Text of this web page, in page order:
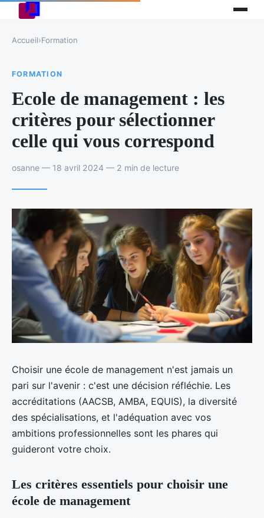
Accueil›Formation
FORMATION
Ecole de management : les
critères pour sélectionner
celle qui vous correspond
osanne — 18 avril 2024 — 2 min de lecture
Choisir une école de management n'est jamais un
pari sur l'avenir : c'est une décision réfléchie. Les
accréditations (AACSB, AMBA, EQUIS), la diversité
des spécialisations, et l'adéquation avec vos
ambitions professionnelles sont les phares qui
guideront votre choix.
Les critères essentiels pour choisir une
école de management